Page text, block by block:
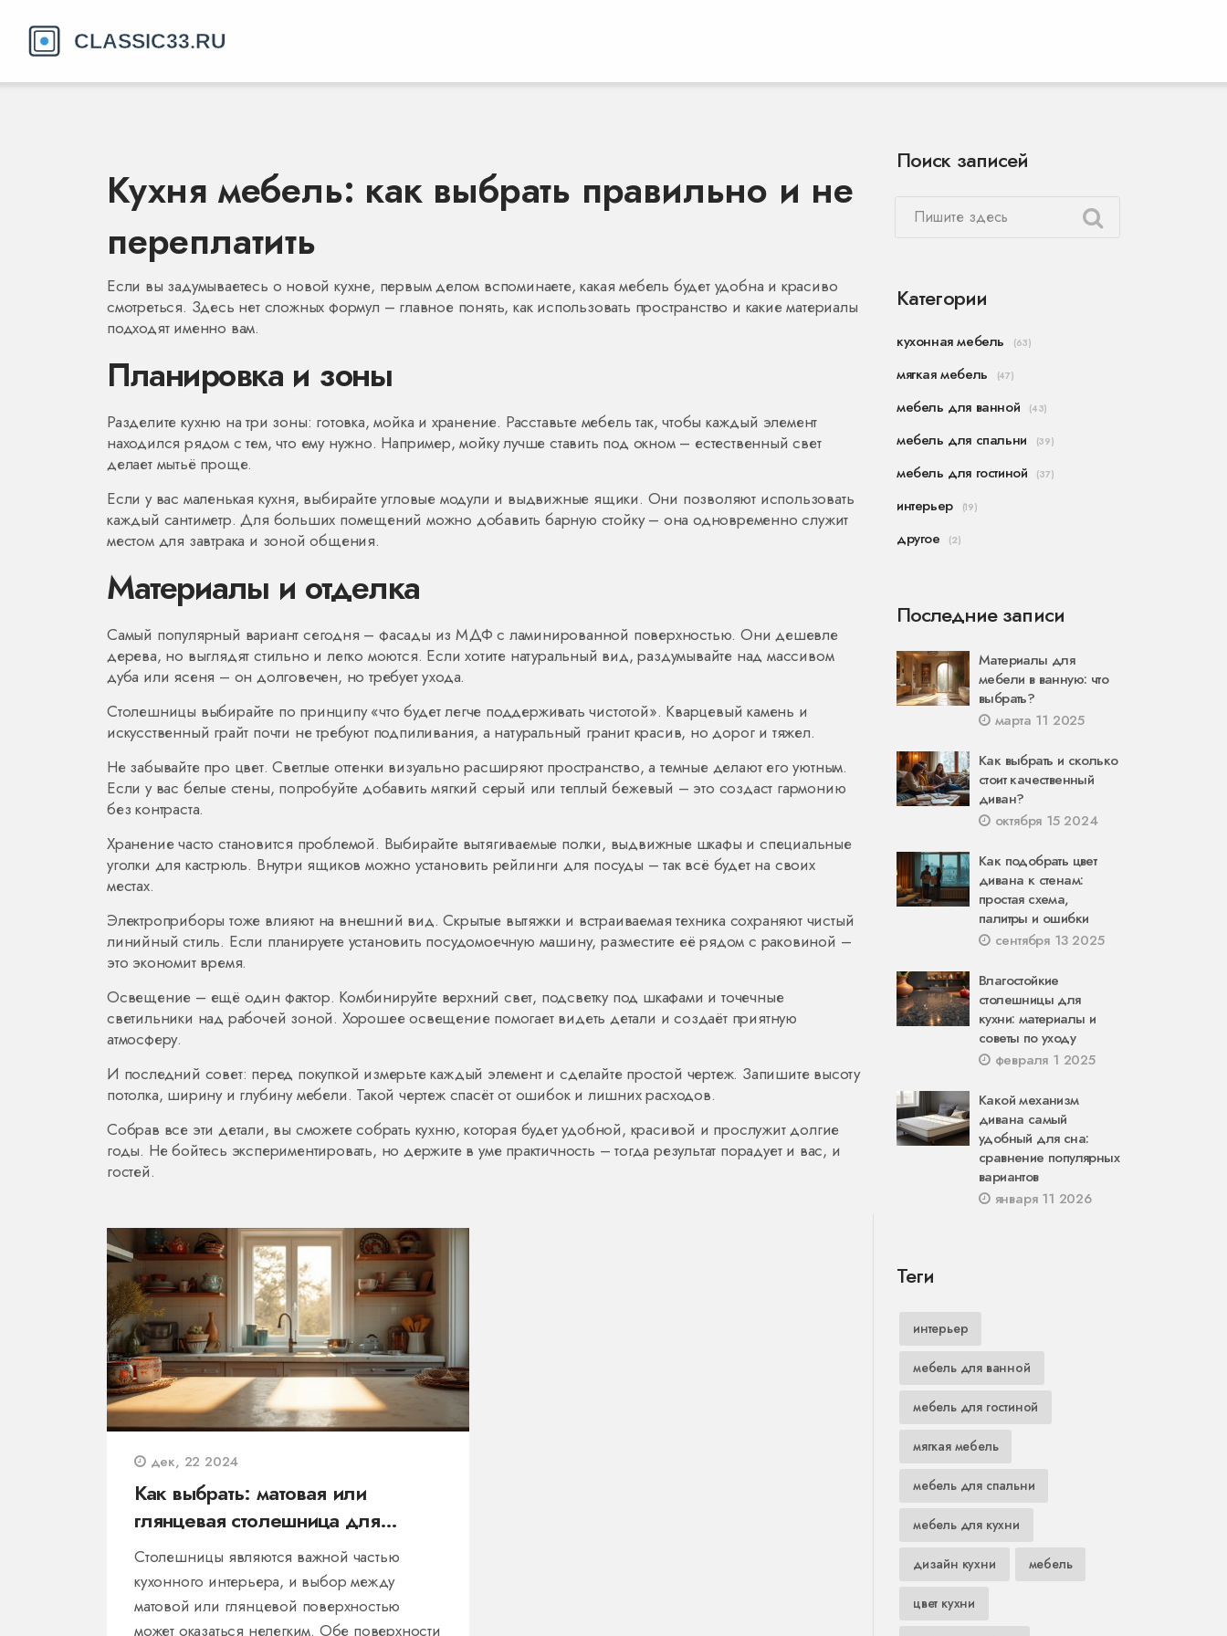
Кухня мебель: как выбрать правильно и не
переплатить
Если вы задумываетесь о новой кухне, первым делом вспоминаете, какая мебель будет удобна и красиво
смотреться. Здесь нет сложных формул – главное понять, как использовать пространство и какие материалы
подходят именно вам.
Планировка и зоны
Разделите кухню на три зоны: готовка, мойка и хранение. Расставьте мебель так, чтобы каждый элемент
находился рядом с тем, что ему нужно. Например, мойку лучше ставить под окном – естественный свет
делает мытьё проще.
Если у вас маленькая кухня, выбирайте угловые модули и выдвижные ящики. Они позволяют использовать
каждый сантиметр. Для больших помещений можно добавить барную стойку – она одновременно служит
местом для завтрака и зоной общения.
Материалы и отделка
Самый популярный вариант сегодня – фасады из МДФ с ламинированной поверхностью. Они дешевле
дерева, но выглядят стильно и легко моются. Если хотите натуральный вид, раздумывайте над массивом
дуба или ясеня – он долговечен, но требует ухода.
Столешницы выбирайте по принципу «что будет легче поддерживать чистотой». Кварцевый камень и
искусственный грайт почти не требуют подпиливания, а натуральный гранит красив, но дорог и тяжел.
Не забывайте про цвет. Светлые оттенки визуально расширяют пространство, а темные делают его уютным.
Если у вас белые стены, попробуйте добавить мягкий серый или теплый бежевый – это создаст гармонию
без контраста.
Хранение часто становится проблемой. Выбирайте вытягиваемые полки, выдвижные шкафы и специальные
уголки для кастрюль. Внутри ящиков можно установить рейлинги для посуды – так всё будет на своих
местах.
Электроприборы тоже влияют на внешний вид. Скрытые вытяжки и встраиваемая техника сохраняют чистый
линийный стиль. Если планируете установить посудомоечную машину, разместите её рядом с раковиной –
это экономит время.
Освещение – ещё один фактор. Комбинируйте верхний свет, подсветку под шкафами и точечные
светильники над рабочей зоной. Хорошее освещение помогает видеть детали и создаёт приятную
атмосферу.
И последний совет: перед покупкой измерьте каждый элемент и сделайте простой чертеж. Запишите высоту
потолка, ширину и глубину мебели. Такой чертеж спасёт от ошибок и лишних расходов.
Собрав все эти детали, вы сможете собрать кухню, которая будет удобной, красивой и прослужит долгие
годы. Не бойтесь экспериментировать, но держите в уме практичность – тогда результат порадует и вас, и
гостей.
дек, 22 2024
Как выбрать: матовая или
глянцевая столешница для
кухни?
Столешницы являются важной частью
кухонного интерьера, и выбор между
матовой или глянцевой поверхностью
может оказаться нелегким. Обе поверхности
Поиск записей
Категории
кухонная мебель (63)
мягкая мебель (47)
мебель для ванной (43)
мебель для спальни (39)
мебель для гостиной (37)
интерьер (19)
другое (2)
Последние записи
Материалы для
мебели в ванную: что
выбрать?
марта 11 2025
Как выбрать и сколько
стоит качественный
диван?
октября 15 2024
Как подобрать цвет
дивана к стенам:
простая схема,
палитры и ошибки
сентября 13 2025
Влагостойкие
столешницы для
кухни: материалы и
советы по уходу
февраля 1 2025
Какой механизм
дивана самый
удобный для сна:
сравнение популярных
вариантов
января 11 2026
Теги
интерьер
мебель для ванной
мебель для гостиной
мягкая мебель
мебель для спальни
мебель для кухни
дизайн кухни мебель
цвет кухни